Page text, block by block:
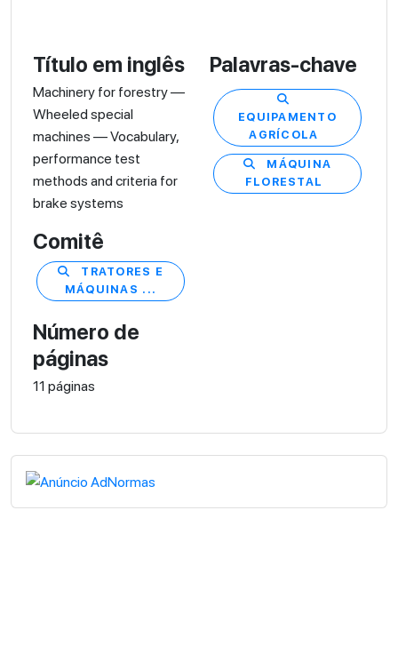
Título em inglês
Machinery for forestry —
Wheeled special
machines — Vocabulary,
performance test
methods and criteria for
brake systems
Comitê
TRATORES E
MÁQUINAS ...
Número de
páginas
11 páginas
Palavras-chave
EQUIPAMENTO
AGRÍCOLA
MÁQUINA
FLORESTAL